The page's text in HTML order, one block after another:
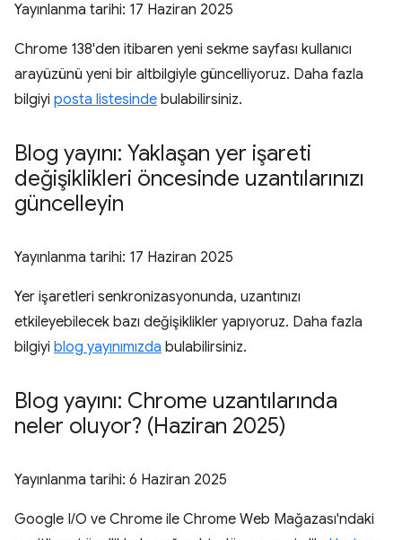
Yayınlanma tarihi: 17 Haziran 2025
Chrome 138'den itibaren yeni sekme sayfası kullanıcı
arayüzünü yeni bir altbilgiyle güncelliyoruz. Daha fazla
bilgiyi posta listesinde bulabilirsiniz.
Blog yayını: Yaklaşan yer işareti
değişiklikleri öncesinde uzantılarınızı
güncelleyin
Yayınlanma tarihi: 17 Haziran 2025
Yer işaretleri senkronizasyonunda, uzantınızı
etkileyebilecek bazı değişiklikler yapıyoruz. Daha fazla
bilgiyi blog yayınımızda bulabilirsiniz.
Blog yayını: Chrome uzantılarında
neler oluyor? (Haziran 2025)
Yayınlanma tarihi: 6 Haziran 2025
Google I/O ve Chrome ile Chrome Web Mağazası'ndaki